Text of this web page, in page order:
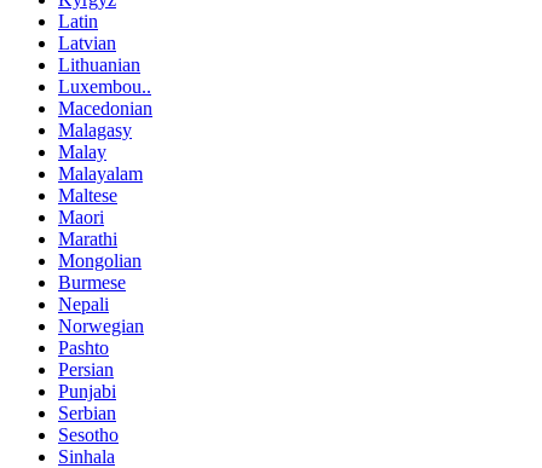
Latin
Latvian
Lithuanian
Luxembou..
Macedonian
Malagasy
Malay
Malayalam
Maltese
Maori
Marathi
Mongolian
Burmese
Nepali
Norwegian
Pashto
Persian
Punjabi
Serbian
Sesotho
Sinhala